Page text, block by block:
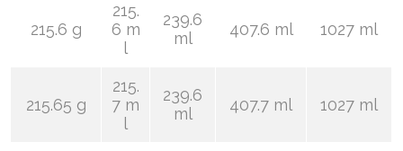
215.6 g
215.
6 m
l
239.6
ml
407.6 ml 1027 ml
215.65 g
215.
7 m
l
239.6
ml
407.7 ml 1027 ml